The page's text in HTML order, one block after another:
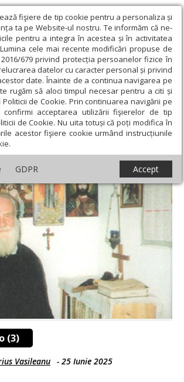
fişiere de tip cookie pentru a personaliza și
ta pe Website-ul nostru. Te informăm că ne-
pentru a integra în acestea și în activitatea
cele mai recente modificări propuse de
2016/679 privind protecția persoanelor fizice în
datelor cu caracter personal și privind
date. Înainte de a continua navigarea pe
rugăm să aloci timpul necesar pentru a citi și
de Cookie. Prin continuarea navigării pe
confirmi acceptarea utilizării fişierelor de tip
de Cookie. Nu uita totuși că poți modifica în
acestor fişiere cookie urmând instrucțiunile
GDPR Accept
religioasă › Documentar › Părintele
Aprins
Lecca și Rugul Aprins
(3)
Vasileanu - 25 Iunie 2025